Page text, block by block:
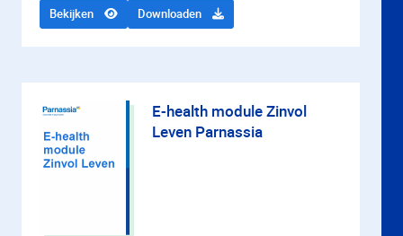
Bekijken Downloaden
E-health module Zinvol
Leven Parnassia